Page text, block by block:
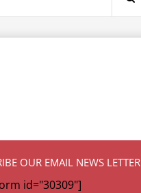
OUR EMAIL NEWS LETTER
id="30309"]